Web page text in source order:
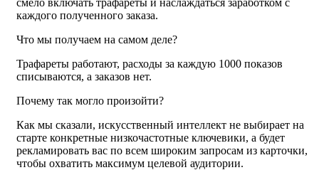
каждого полученного заказа.
Что мы получаем на самом деле?
Трафареты работают, расходы за каждую 1000 показов
списываются, а заказов нет.
Почему так могло произойти?
Как мы сказали, искусственный интеллект не выбирает на
старте конкретные низкочастотные ключевики, а будет
рекламировать вас по всем широким запросам из карточки,
чтобы охватить максимум целевой аудитории.